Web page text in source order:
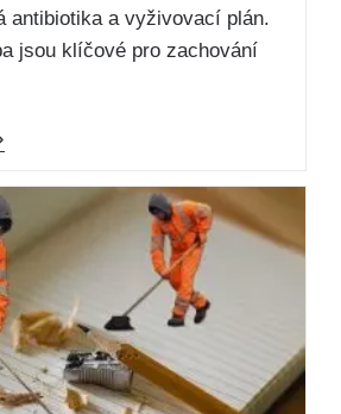
antibiotika a vyživovací plán.
jsou klíčové pro zachování